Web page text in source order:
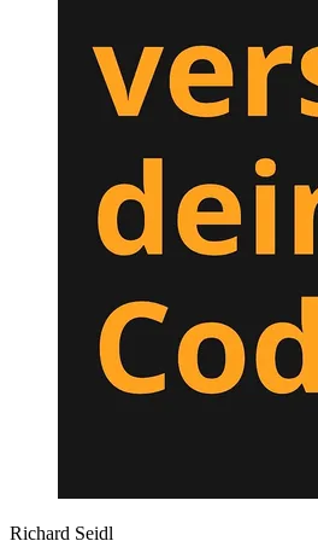
Richard Seidl